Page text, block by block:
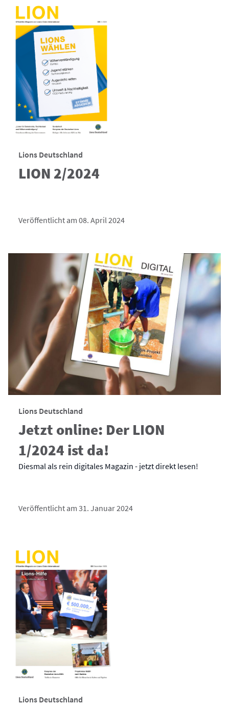
Lions Deutschland
LION 2/2024
Veröffentlicht am 08. April 2024
Lions Deutschland
Jetzt online: Der LION
1/2024 ist da!
Diesmal als rein digitales Magazin - jetzt direkt lesen!
Veröffentlicht am 31. Januar 2024
Lions Deutschland